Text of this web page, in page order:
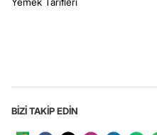
BİZİ TAKİP EDİN